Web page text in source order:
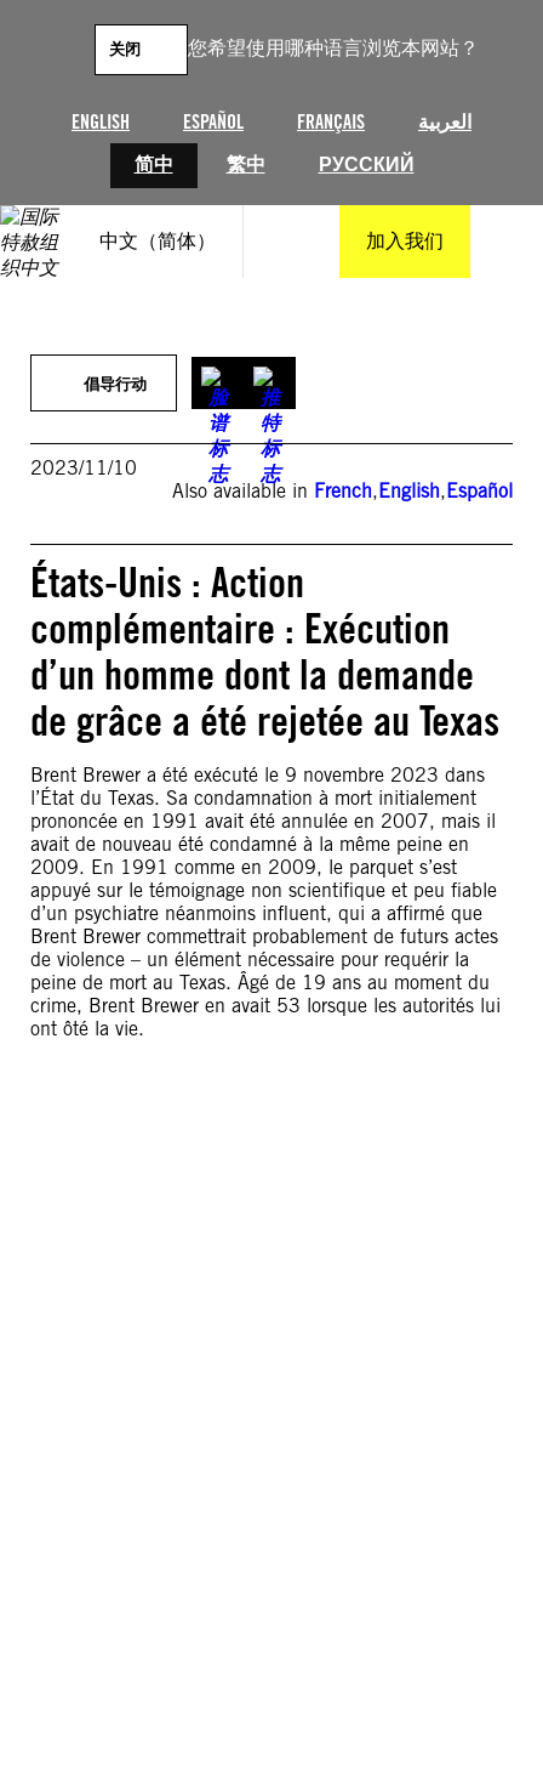
您希望使用哪种语言浏览本网站？
ENGLISH ESPAÑOL FRANÇAIS
العربية
简中
繁中 РУССКИЙ
关闭
中文（简体） 加入我们
倡导行动
2023/11/10
Also available in French,English,Español
États-Unis : Action
complémentaire : Exécution
d’un homme dont la demande
de grâce a été rejetée au Texas
Brent Brewer a été exécuté le 9 novembre 2023 dans
l’État du Texas. Sa condamnation à mort initialement
prononcée en 1991 avait été annulée en 2007, mais il
avait de nouveau été condamné à la même peine en
2009. En 1991 comme en 2009, le parquet s’est
appuyé sur le témoignage non scientifique et peu fiable
d’un psychiatre néanmoins influent, qui a affirmé que
Brent Brewer commettrait probablement de futurs actes
de violence – un élément nécessaire pour requérir la
peine de mort au Texas. Âgé de 19 ans au moment du
crime, Brent Brewer en avait 53 lorsque les autorités lui
ont ôté la vie.